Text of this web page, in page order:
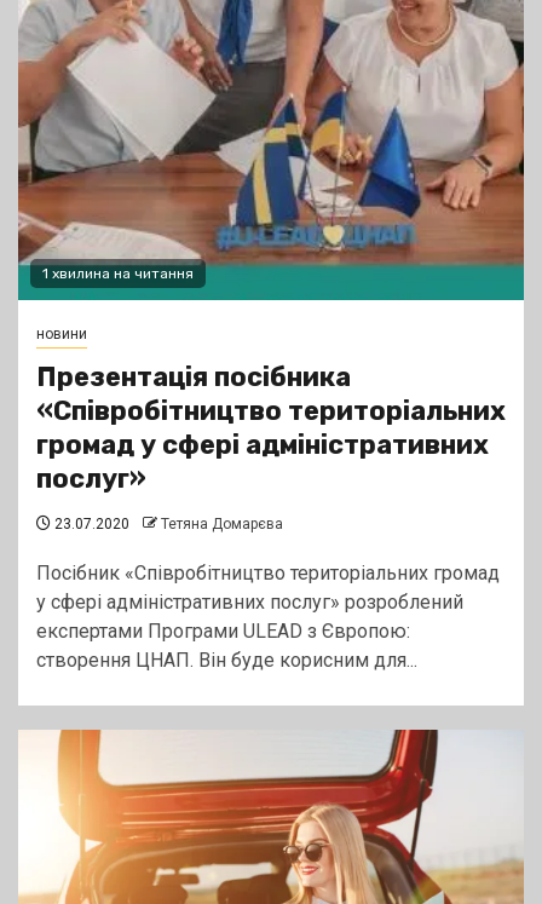
1 хвилина на читання
новини
Презентація посібника
«Співробітництво територіальних
громад у сфері адміністративних
послуг»
23.07.2020 Тетяна Домарєва
Посібник «Співробітництво територіальних громад
у сфері адміністративних послуг» розроблений
експертами Програми ULEAD з Європою:
створення ЦНАП. Він буде корисним для...